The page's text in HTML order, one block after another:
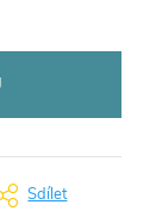
Sdílet